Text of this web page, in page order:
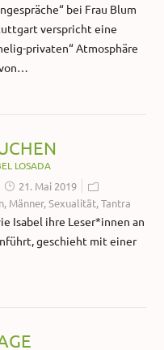
bei Frau Blum
verspricht eine
privaten“ Atmosphäre
LOSADA
21. Mai 2019
, Männer,Sexualität,Tantra
Isabel ihre Leser*innen an
geschieht mit einer